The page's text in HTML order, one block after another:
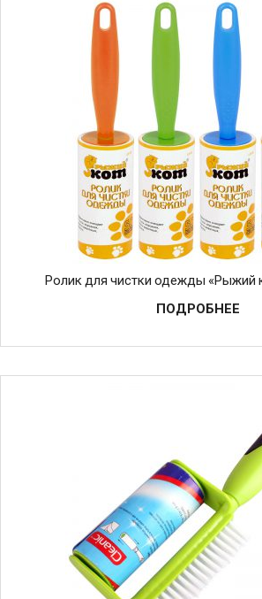
Ролик для чистки одежды «Рыжий
ПОДРОБНЕЕ